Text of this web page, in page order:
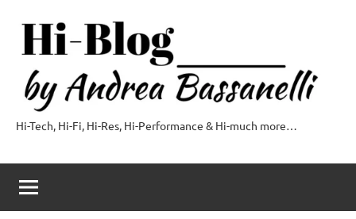
contenuto
Hi-
Blog
by
Hi-Tech, Hi-Fi, Hi-Res, Hi-Performance & Hi-much more…